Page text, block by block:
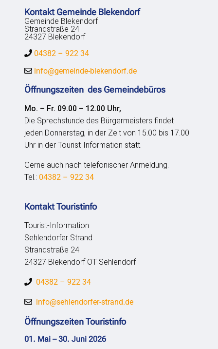
Kontakt Gemeinde Blekendorf
Gemeinde Blekendorf
Strandstraße 24
24327 Blekendorf
04382 – 922 34
info@gemeinde-blekendorf.de
Öffnungszeiten des Gemeindebüros
Mo. – Fr. 09.00 – 12.00 Uhr,
Die Sprechstunde des Bürgermeisters findet
jeden Donnerstag, in der Zeit von 15.00 bis 17.00
Uhr in der Tourist-Information statt.
Gerne auch nach telefonischer Anmeldung.
Tel.: 04382 – 922 34
Kontakt Touristinfo
Tourist-Information
Sehlendorfer Strand
Strandstraße 24
24327 Blekendorf OT Sehlendorf
04382 – 922 34
info@sehlendorfer-strand.de
Öffnungszeiten Touristinfo
01. Mai – 30. Juni 2026